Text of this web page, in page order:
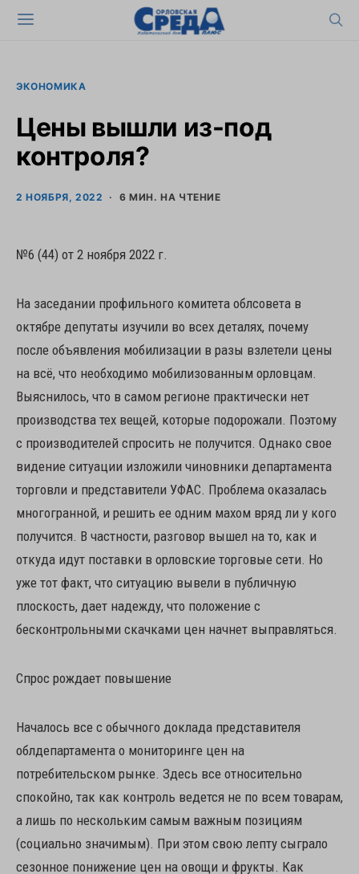
ЭКОНОМИКА
Цены вышли из-под
контроля?
2 НОЯБРЯ, 2022 6 МИН. НА ЧТЕНИЕ
№6 (44) от 2 ноября 2022 г.
На заседании профильного комитета облсовета в
октябре депутаты изучили во всех деталях, почему
после объявления мобилизации в разы взлетели цены
на всё, что необходимо мобилизованным орловцам.
Выяснилось, что в самом регионе практически нет
производства тех вещей, которые подорожали. Поэтому
с производителей спросить не получится. Однако свое
видение ситуации изложили чиновники департамента
торговли и представители УФАС. Проблема оказалась
многогранной, и решить ее одним махом вряд ли у кого
получится. В частности, разговор вышел на то, как и
откуда идут поставки в орловские торговые сети. Но
уже тот факт, что ситуацию вывели в публичную
плоскость, дает надежду, что положение с
бесконтрольными скачками цен начнет выправляться.
Спрос рождает повышение
Началось все с обычного доклада представителя
облдепартамента о мониторинге цен на
потребительском рынке. Здесь все относительно
спокойно, так как контроль ведется не по всем товарам,
а лишь по нескольким самым важным позициям
(социально значимым). При этом свою лепту сыграло
сезонное понижение цен на овощи и фрукты. Как